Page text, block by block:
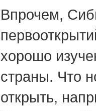
Впрочем,
хорошо
страны. Что
открыть,